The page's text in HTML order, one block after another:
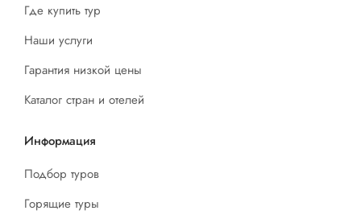
Где купить тур
Наши услуги
Гарантия низкой цены
Каталог стран и отелей
Информация
Подбор туров
Горящие туры